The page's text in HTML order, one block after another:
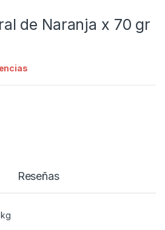
de Naranja x 70 gr
Reseñas